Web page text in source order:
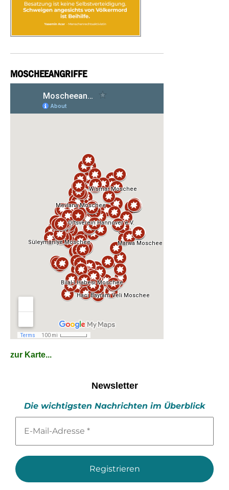
MOSCHEEANGRIFFE
zur Karte...
Newsletter
Die wichtigsten Nachrichten im Überblick
Mail-
*